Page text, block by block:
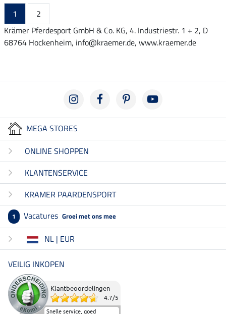
1
2
Krämer Pferdesport GmbH & Co. KG, 4. Industriestr. 1 + 2, D
68764 Hockenheim, info@kraemer.de, www.kraemer.de
MEGA STORES
ONLINE SHOPPEN
KLANTENSERVICE
KRAMER PAARDENSPORT
1 Vacatures Groei met ons mee
NL | EUR
VEILIG INKOPEN
Klantbeoordelingen
4.7/5
Snelle service, goed